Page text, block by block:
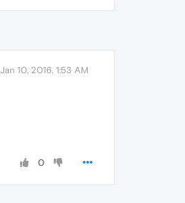
Jan 10, 2016, 1:53 AM
0